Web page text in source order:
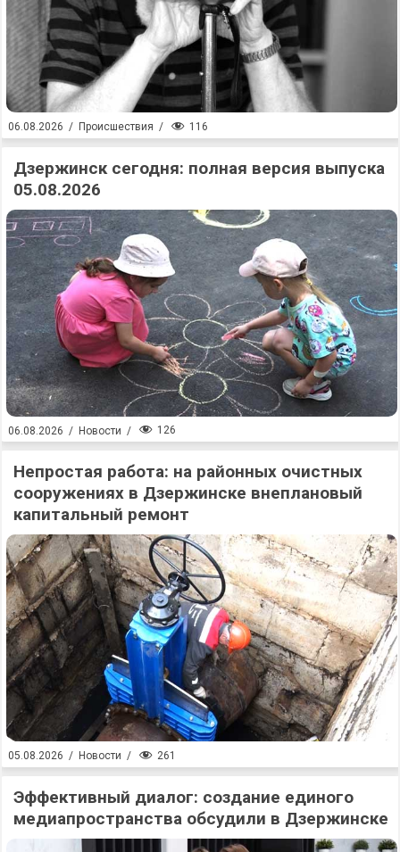
06.08.2026 / Происшествия / 116
Дзержинск сегодня: полная версия выпуска
05.08.2026
06.08.2026 / Новости / 126
Непростая работа: на районных очистных
сооружениях в Дзержинске внеплановый
капитальный ремонт
05.08.2026 / Новости / 261
Эффективный диалог: создание единого
медиапространства обсудили в Дзержинске